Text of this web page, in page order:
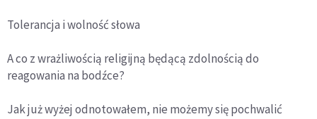
Tolerancja i wolność słowa
A co z wrażliwością religijną będącą zdolnością do
reagowania na bodźce?
Jak już wyżej odnotowałem, nie możemy się pochwalić